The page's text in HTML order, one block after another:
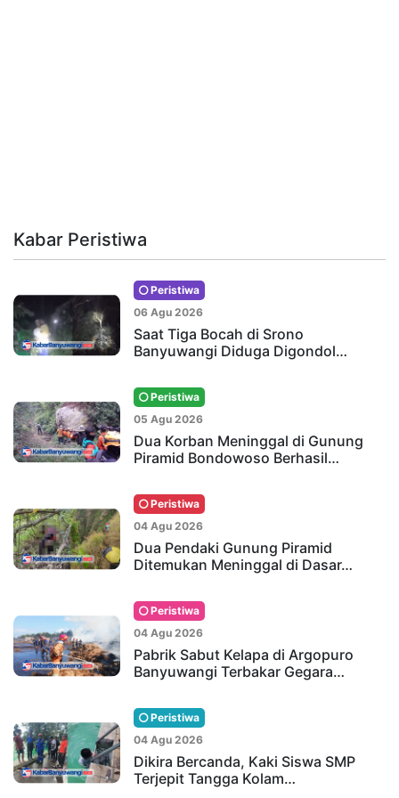
Kabar Peristiwa
Peristiwa
06 Agu 2026
Saat Tiga Bocah di Srono
Banyuwangi Diduga Digondol…
Peristiwa
05 Agu 2026
Dua Korban Meninggal di Gunung
Piramid Bondowoso Berhasil…
Peristiwa
04 Agu 2026
Dua Pendaki Gunung Piramid
Ditemukan Meninggal di Dasar…
Peristiwa
04 Agu 2026
Pabrik Sabut Kelapa di Argopuro
Banyuwangi Terbakar Gegara…
Peristiwa
04 Agu 2026
Dikira Bercanda, Kaki Siswa SMP
Terjepit Tangga Kolam…